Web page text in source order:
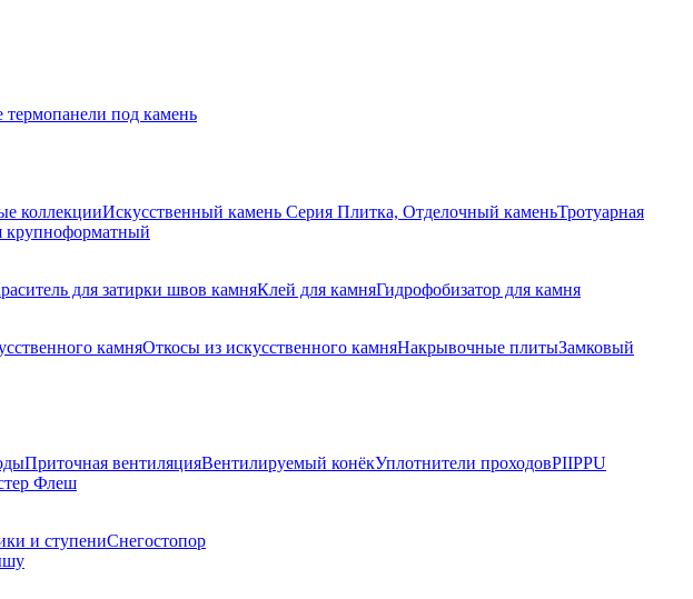
под камень
коллекцииИскусственный камень Серия Плитка, Отделочный каменьТротуарная
крупноформатный
для затирки швов камняКлей для камняГидрофобизатор для камня
камняОткосы из искусственного камняНакрывочные плитыЗамковый
Приточная вентиляцияВентилируемый конёкУплотнители проходовPIIPPU
Флеш
и ступениСнегостопор